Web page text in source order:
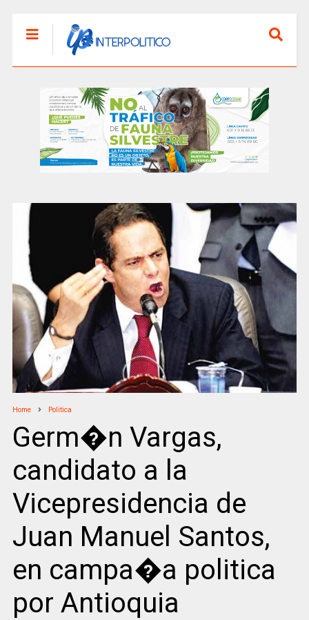
Home Politica
Germ�n Vargas,
candidato a la
Vicepresidencia de
Juan Manuel Santos,
en campa�a politica
por Antioquia